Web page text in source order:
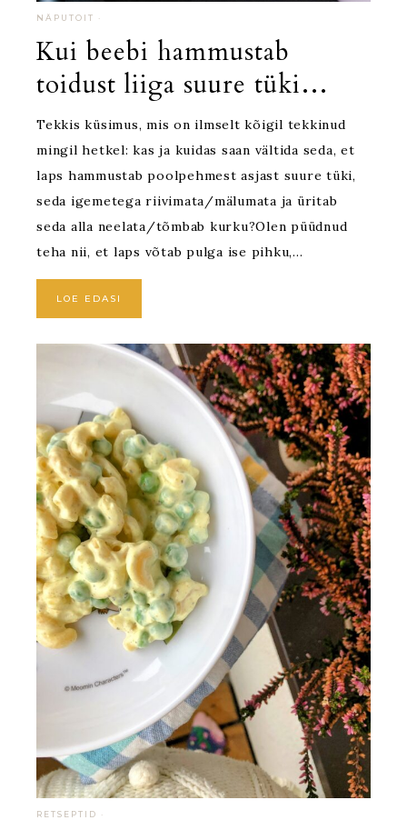
NÄPUTOIT ·
Kui beebi hammustab
toidust liiga suure tüki…
Tekkis küsimus, mis on ilmselt kõigil tekkinud
mingil hetkel: kas ja kuidas saan vältida seda, et
laps hammustab poolpehmest asjast suure tüki,
seda igemetega riivimata/mälumata ja üritab
seda alla neelata/tõmbab kurku?Olen püüdnud
teha nii, et laps võtab pulga ise pihku,…
LOE EDASI
RETSEPTID ·